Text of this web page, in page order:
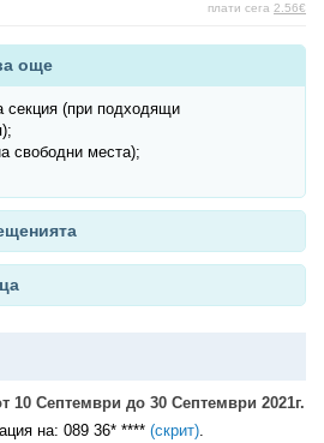
плати сега 2.56€
още
секция (при подходящи
свободни места);
10 Септември до 30 Септември 2021г.
на: 089 36* **** (скрит).